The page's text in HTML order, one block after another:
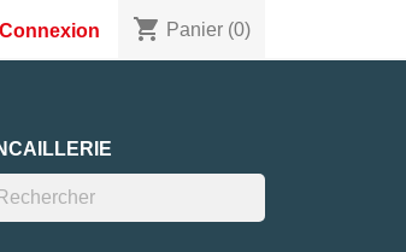
Connexion shopping_cart Panier (0)